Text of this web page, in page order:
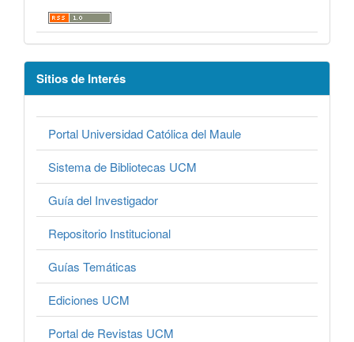
Sitios de Interés
Portal Universidad Católica del Maule
Sistema de Bibliotecas UCM
Guía del Investigador
Repositorio Institucional
Guías Temáticas
Ediciones UCM
Portal de Revistas UCM